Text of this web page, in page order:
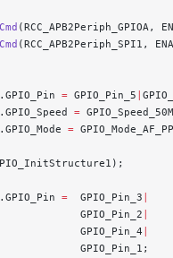
(RCC_APB2Periph_GPIOA,
(RCC_APB2Periph_SPI1,
= GPIO_Pin_5
=
=
=
  GPIO_Pin_3
GPIO_Pin_2
GPIO_Pin_4
GPIO_Pin_1;